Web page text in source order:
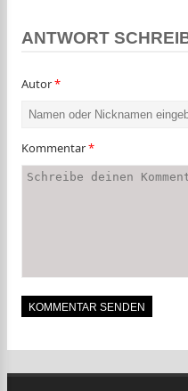
ANTWORT
Autor*
Kommentar*